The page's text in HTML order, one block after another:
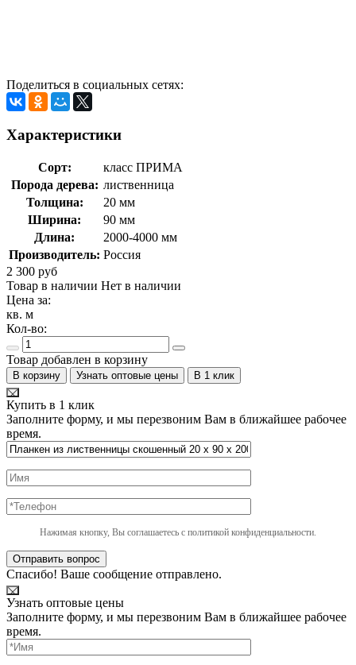
Поделиться в социальных сетях:
Характеристики
Сорт:
класс ПРИМА
Порода дерева: лиственница
Толщина:
20 мм
Ширина:
90 мм
Длина:
2000-4000 мм
Производитель: Россия
2 300 руб
Товар в наличии Нет в наличии
Цена за:
кв. м
Кол-во:
Товар добавлен в корзину
В корзину Узнать оптовые цены В 1 клик
Купить в 1 клик
Заполните форму, и мы перезвоним Вам в ближайшее рабочее
время.
Нажимая кнопку, Вы соглашаетесь с политикой конфиденциальности.
Отправить вопрос
Спасибо! Ваше сообщение отправлено.
Узнать оптовые цены
Заполните форму, и мы перезвоним Вам в ближайшее рабочее
время.